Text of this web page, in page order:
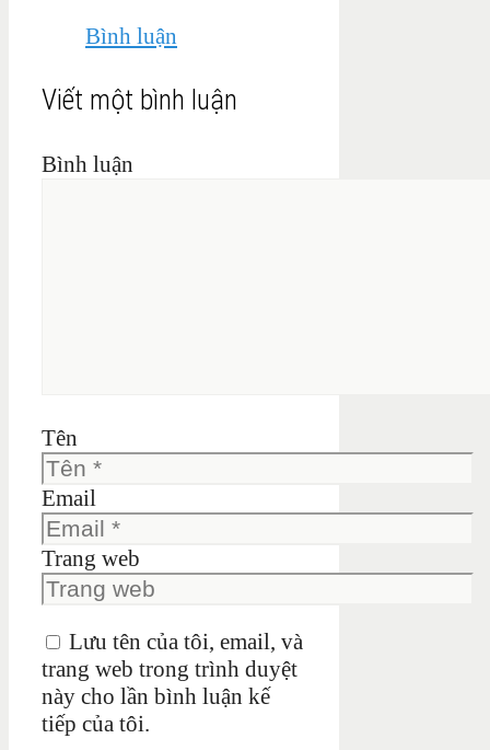
Bình luận
Viết một bình luận
Bình luận
Tên
Email
Trang web
Lưu tên của tôi, email, và
trang web trong trình duyệt
này cho lần bình luận kế
tiếp của tôi.